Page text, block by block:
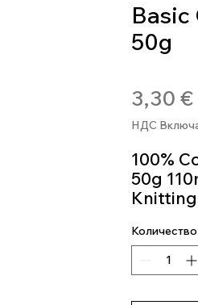
Basic
50g
3,30 €
НДС
100%
50g
Knitting
Colour
Количество